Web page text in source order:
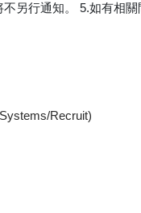
另行通知。 5.如有相
Recruit)